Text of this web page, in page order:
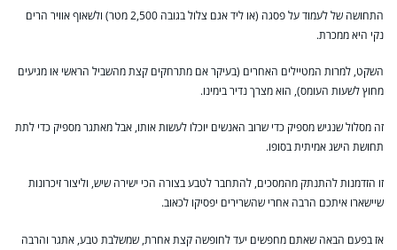
התחושה של לעמוד על פסגה (או ליד אגם צלול בגובה 2,500 מטר) ולשאוף אוויר הרים
נקי היא ממכרת.
השקט, למרות המטיילים האחרים (בעיקר אם מתרחקים קצת מהשביל הראשי או מגיעים
מחוץ לשעות העומס), הוא מצרך נדיר בימינו.
זה מסלול שנגיש מספיק כדי שרוב האנשים יוכלו לעשות אותו, אבל מאתגר מספיק כדי לתת
תחושת הישג אמיתית בסופו.
זו הזדמנות להתנתק מהמסכים, להתחבר לטבע בצורה הכי ישירה שיש, וליצור זיכרונות
שיישארו איתכם הרבה אחרי שהשרירים יפסיקו לכאוב.
אז בפעם הבאה שאתם מחפשים יעד לחופשה קצת אחרת, שמשלבת טבע, אתגר והרבה